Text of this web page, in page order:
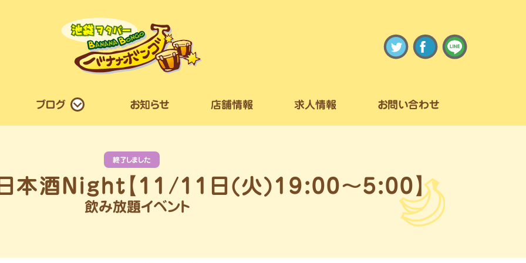
ブログ お知らせ 店舗情報 求人情報 お問い合わせ
終了しました
飲み放題イベント